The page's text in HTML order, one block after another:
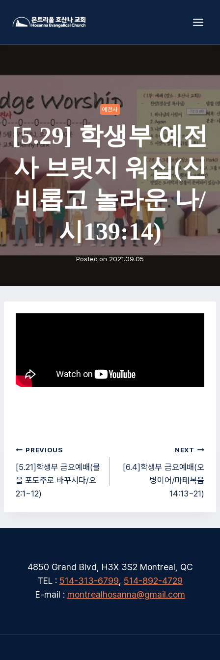
예전사
[5.29] 학생부 예전
사 브릿지 워십(신
비롭고 놀라운 나/
시139:14)
Posted on 2021.09.05
글
탐
색
PREVIOUS
[5.21]학생부 금요예배(물
을 포도주로 바꾸시다/요
2:1~12)
NEXT
[6.4]학생부 금요예배(오
병이어/마태복음
14:13~21)
4850 Grand Blvd, H3X 3S2 Montreal, QC
TEL : 514-313-6799 514-892-4729
E-mail : montrealhosanna@gmail.com